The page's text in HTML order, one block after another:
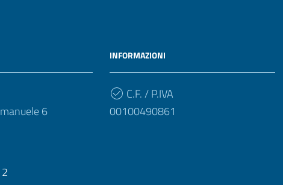
6
INFORMAZIONI
C.F. / P.IVA
00100490861